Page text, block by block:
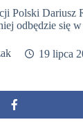
Polski Dariusz
odbędzie się
19 lipca